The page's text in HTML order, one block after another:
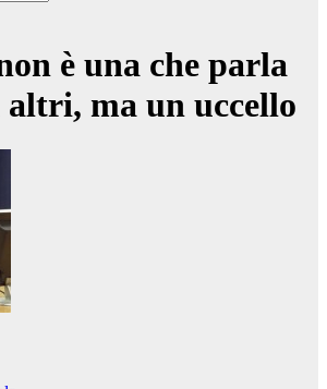
è una che parla
altri, ma un uccello